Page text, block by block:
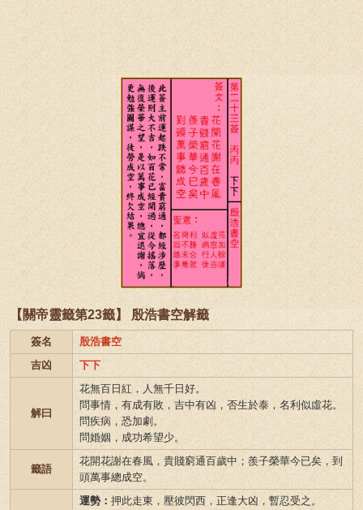
【關帝靈籤第23籤】 殷浩書空解籤
簽名
殷浩書空
吉凶
下下
解曰
花無百日紅，人無千日好。
問事情，有成有敗，吉中有凶，否生於泰，名利似虛花。
問疾病，恐加劇。
問婚姻，成功希望少。
籤語
花開花謝在春風，貴賤窮通百歲中；羨子榮華今已矣，到
頭萬事總成空。
運勢： 押此走東，壓彼閃西，正逢大凶，暫忍受之。